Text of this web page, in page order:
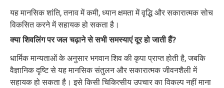
यह मानसिक शांति, तनाव में कमी, ध्यान क्षमता में वृद्धि और सकारात्मक सोच
विकसित करने में सहायक हो सकता है।
क्या शिवलिंग पर जल चढ़ाने से सभी समस्याएं दूर हो जाती हैं?
धार्मिक मान्यताओं के अनुसार भगवान शिव की कृपा प्राप्त होती है, जबकि
वैज्ञानिक दृष्टि से यह मानसिक संतुलन और सकारात्मक जीवनशैली में
सहायक हो सकता है। इसे किसी चिकित्सीय उपचार का विकल्प नहीं माना